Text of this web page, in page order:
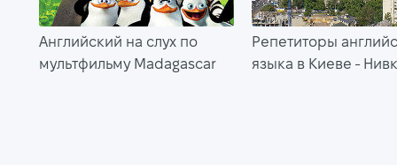
Английский на слух по
мультфильму Madagascar
Репетиторы
языка в Киеве -